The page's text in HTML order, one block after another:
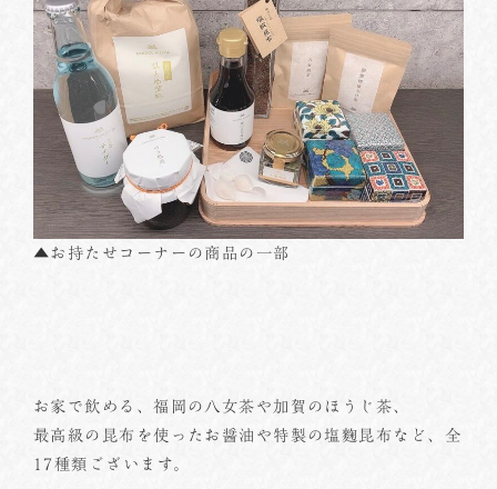
▲お持たせコーナーの商品の一部
お家で飲める、福岡の八女茶や加賀のほうじ茶、
最高級の昆布を使ったお醤油や特製の塩麴昆布など、全
17種類ございます。